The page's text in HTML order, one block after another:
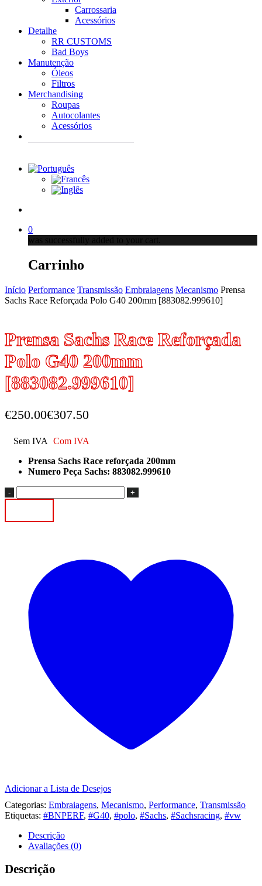
Carrossaria
Acessórios
Detalhe
RR CUSTOMS
Bad Boys
Manutenção
Óleos
Filtros
Merchandising
Roupas
Autocolantes
Acessórios
0
was successfully added to your cart.
Carrinho
Início Performance Transmissão Embraiagens Mecanismo Prensa
Sachs Race Reforçada Polo G40 200mm [883082.999610]
Prensa Sachs Race Reforçada
Polo G40 200mm
[883082.999610]
€250.00€307.50
Sem IVA
Com IVA
Prensa Sachs Race reforçada 200mm
Numero Peça Sachs: 883082.999610
de
Sachs
200mm
[883082.999610]
Adicionar a Lista de Desejos
Categorias: Embraiagens, Mecanismo, Performance, Transmissão
Etiquetas: #BNPERF, #G40, #polo, #Sachs, #Sachsracing, #vw
Descrição
Avaliações (0)
Descrição